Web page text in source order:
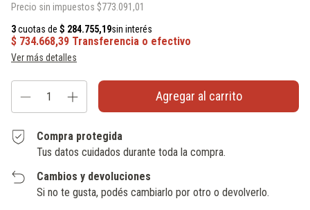
Precio sin impuestos $773.091,01
Ver más detalles
Compra protegida
Tus datos cuidados durante toda la compra.
Cambios y devoluciones
Si no te gusta, podés cambiarlo por otro o devolverlo.